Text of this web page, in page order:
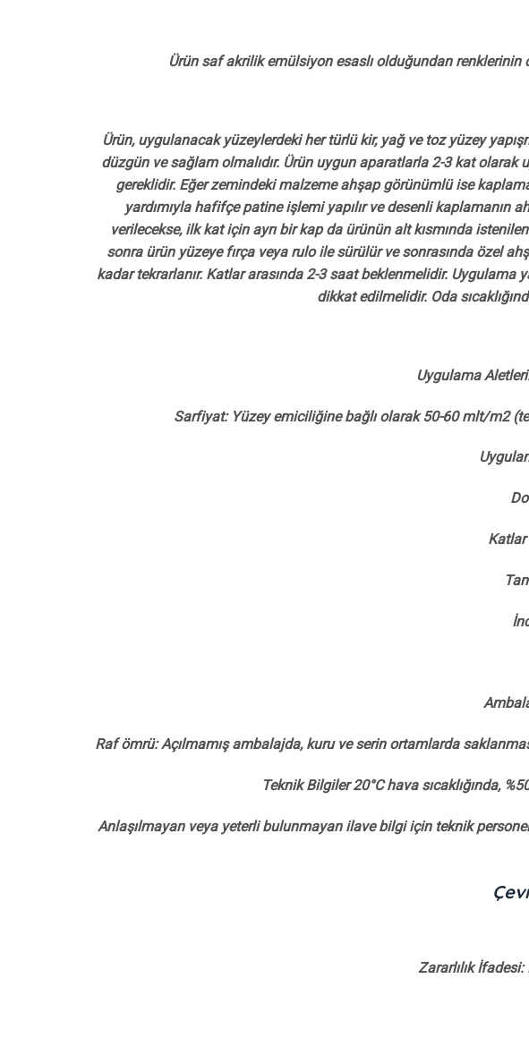
Ürün saf akrilik emülsiyon esaslı olduğundan renklerinin
Ürün, uygulanacak yüzeylerdeki her türlü kir, yağ ve toz yüzey
düzgün ve sağlam olmalıdır. Ürün uygun aparatlarla 2-3 kat olarak
gereklidir. Eğer zemindeki malzeme ahşap görünümlü ise
yardımıyla hafifçe patine işlemi yapılır ve desenli kaplamanın
verilecekse, ilk kat için ayrı bir kap da ürünün alt kısmında
sonra ürün yüzeye fırça veya rulo ile sürülür ve sonrasında özel
kadar tekrarlanır. Katlar arasında 2-3 saat beklenmelidir. Uygulama
dikkat edilmelidir. Oda
Uygulama
Sarfiyat: Yüzey emiciliğine bağlı olarak 50-60 mlt/m2
Katlar
Raf ömrü: Açılmamış ambalajda, kuru ve serin ortamlarda
Teknik Bilgiler 20°C hava sıcaklığında,
Anlaşılmayan veya yeterli bulunmayan ilave bilgi için teknik
Zararlılık